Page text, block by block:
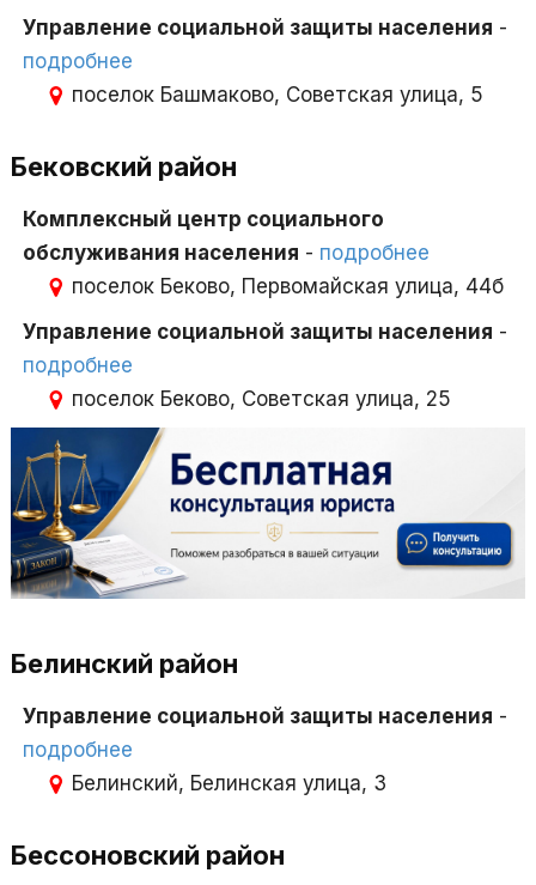
Управление социальной защиты населения -
подробнее
поселок Башмаково, Советская улица, 5
Бековский район
Комплексный центр социального
обслуживания населения - подробнее
поселок Беково, Первомайская улица, 44б
Управление социальной защиты населения -
подробнее
поселок Беково, Советская улица, 25
Белинский район
Управление социальной защиты населения -
подробнее
Белинский, Белинская улица, 3
Бессоновский район